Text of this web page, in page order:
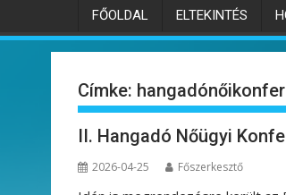
FŐOLDAL ELTEKINTÉS
Címke:
II. Hangadó Nőügyi
2026-04-25 Főszerkesztő